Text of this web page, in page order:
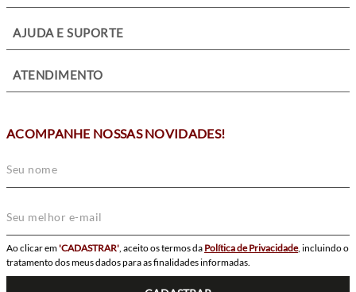
AJUDA E SUPORTE
ATENDIMENTO
ACOMPANHE NOSSAS NOVIDADES!
Ao clicar em'CADASTRAR', aceito os termos da Política de Privacidade, incluindo o
tratamento dos meus dados para as finalidades informadas.